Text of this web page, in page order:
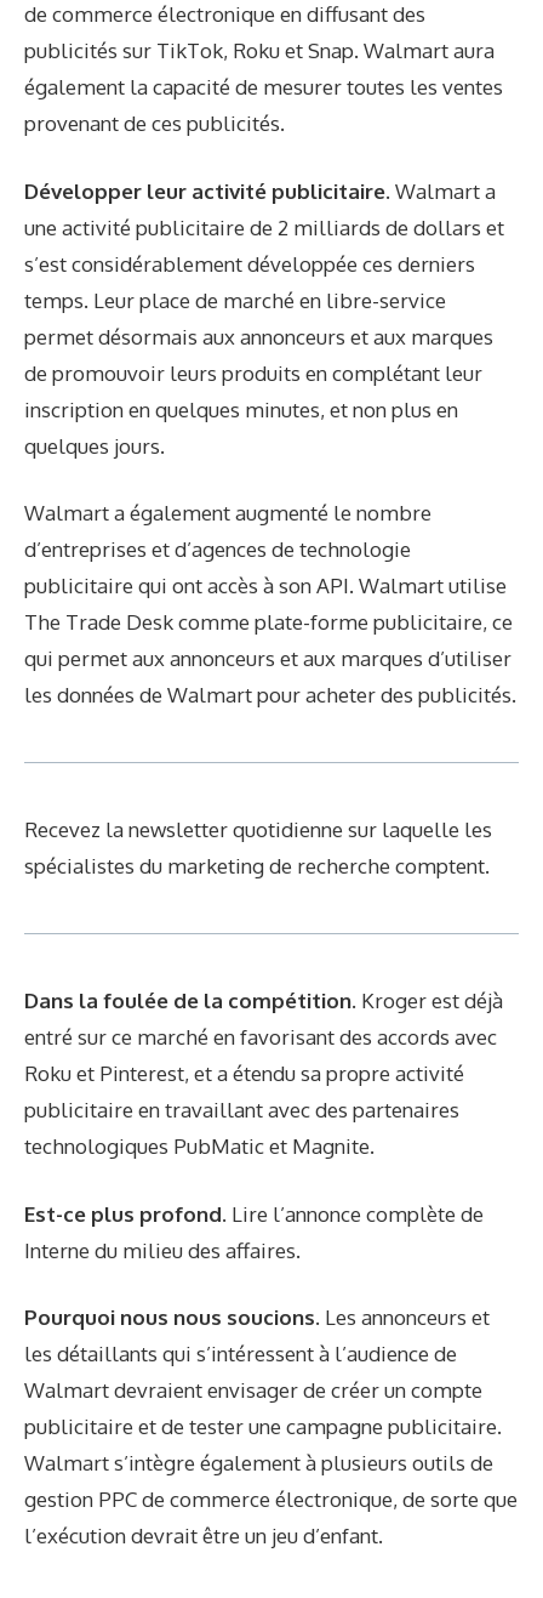
de commerce électronique en diffusant des
publicités sur TikTok, Roku et Snap. Walmart aura
également la capacité de mesurer toutes les ventes
provenant de ces publicités.
Développer leur activité publicitaire. Walmart a
une activité publicitaire de 2 milliards de dollars et
s’est considérablement développée ces derniers
temps. Leur place de marché en libre-service
permet désormais aux annonceurs et aux marques
de promouvoir leurs produits en complétant leur
inscription en quelques minutes, et non plus en
quelques jours.
Walmart a également augmenté le nombre
d’entreprises et d’agences de technologie
publicitaire qui ont accès à son API. Walmart utilise
The Trade Desk comme plate-forme publicitaire, ce
qui permet aux annonceurs et aux marques d’utiliser
les données de Walmart pour acheter des publicités.
Recevez la newsletter quotidienne sur laquelle les
spécialistes du marketing de recherche comptent.
Dans la foulée de la compétition. Kroger est déjà
entré sur ce marché en favorisant des accords avec
Roku et Pinterest, et a étendu sa propre activité
publicitaire en travaillant avec des partenaires
technologiques PubMatic et Magnite.
Est-ce plus profond. Lire l’annonce complète de
Interne du milieu des affaires.
Pourquoi nous nous soucions. Les annonceurs et
les détaillants qui s’intéressent à l’audience de
Walmart devraient envisager de créer un compte
publicitaire et de tester une campagne publicitaire.
Walmart s’intègre également à plusieurs outils de
gestion PPC de commerce électronique, de sorte que
l’exécution devrait être un jeu d’enfant.